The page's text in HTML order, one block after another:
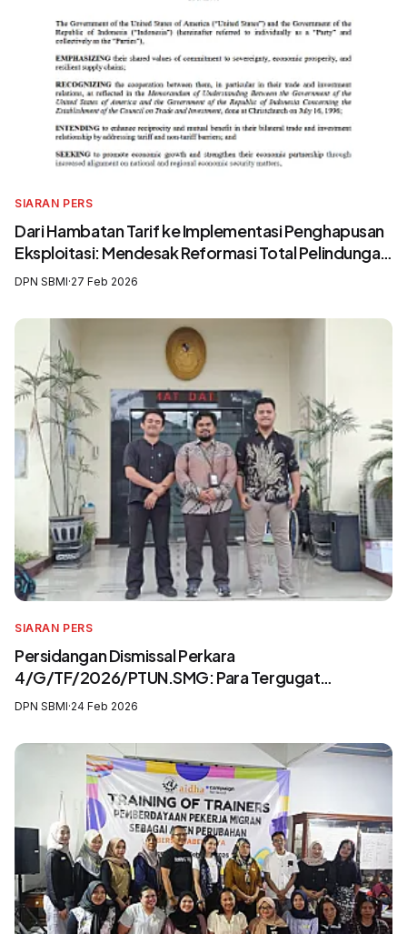
SIARAN PERS
Dari Hambatan Tarif ke Implementasi Penghapusan
Eksploitasi: Mendesak Reformasi Total Pelindungan
Awak Kapal Perikanan
DPN SBMI·27 Feb 2026
SIARAN PERS
Persidangan Dismissal Perkara
4/G/TF/2026/PTUN.SMG: Para Tergugat
Mengingkari SIP3MI dan Mengabaikan UU
DPN SBMI·24 Feb 2026